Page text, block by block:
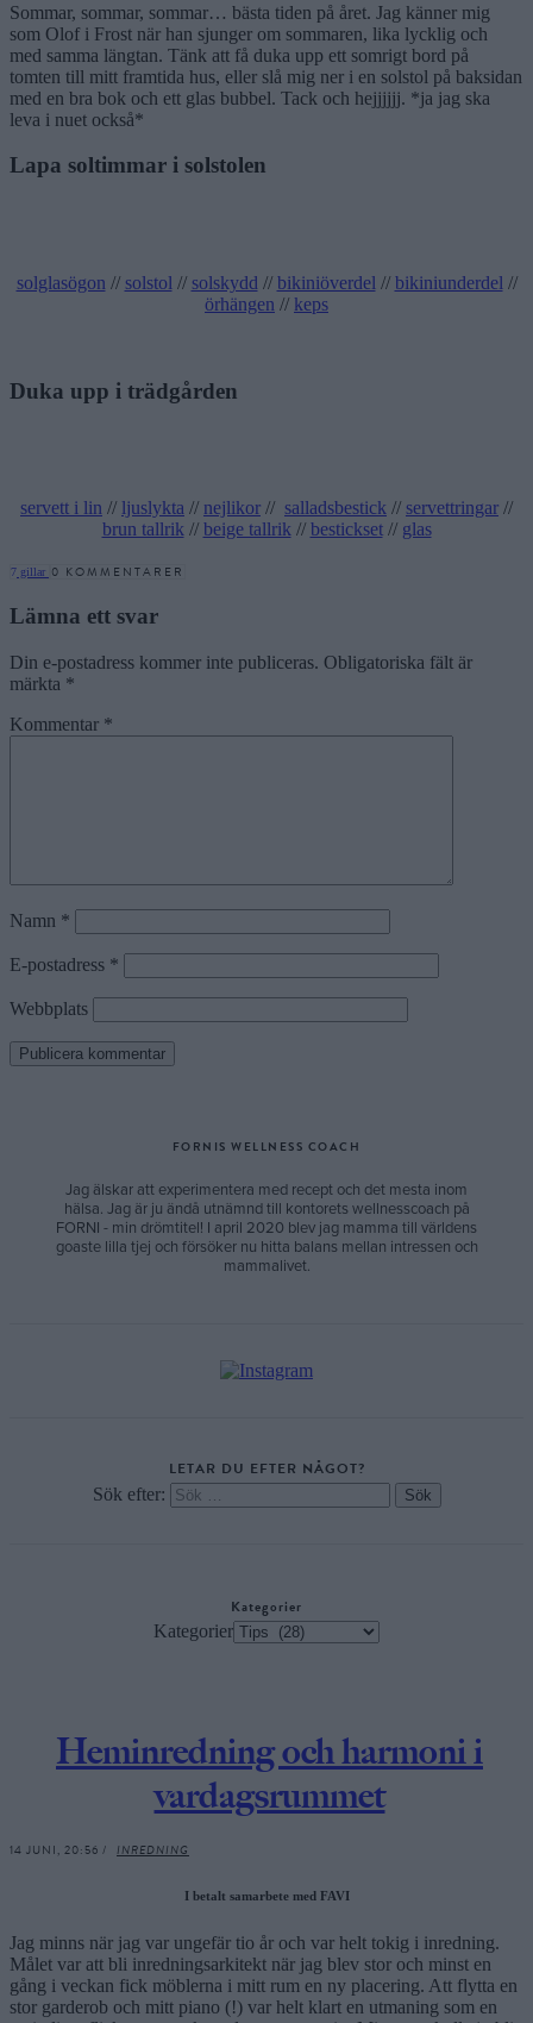
Sommar, sommar, sommar… bästa tiden på året. Jag känner mig
som Olof i Frost när han sjunger om sommaren, lika lycklig och
med samma längtan. Tänk att få duka upp ett somrigt bord på
tomten till mitt framtida hus, eller slå mig ner i en solstol på baksidan
med en bra bok och ett glas bubbel. Tack och hejjjjjj. *ja jag ska
leva i nuet också*
Lapa soltimmar i solstolen
solglasögon // solstol // solskydd // bikiniöverdel // bikiniunderdel //
örhängen // keps
Duka upp i trädgården
servett i lin // ljuslykta // nejlikor // salladsbestick // servettringar //
brun tallrik// beige tallrik// bestickset// glas
7 gillar 0 KOMMENTARER
Lämna ett svar
Din e-postadress kommer inte publiceras. Obligatoriska fält är
märkta *
Kommentar *
Namn *
E-postadress *
Webbplats
FORNIS WELLNESS COACH
Jag älskar att experimentera med recept och det mesta inom
hälsa. Jag är ju ändå utnämnd till kontorets wellnesscoach på
FORNI - min drömtitel! I april 2020 blev jag mamma till världens
goaste lilla tjej och försöker nu hitta balans mellan intressen och
mammalivet.
LETAR DU EFTER NÅGOT?
Sök efter:
Kategorier
Kategorier
Heminredning och harmoni i
vardagsrummet
14 JUNI, 20:56 / INREDNING
I betalt samarbete med FAVI
Jag minns när jag var ungefär tio år och var helt tokig i inredning.
Målet var att bli inredningsarkitekt när jag blev stor och minst en
gång i veckan fick möblerna i mitt rum en ny placering. Att flytta en
stor garderob och mitt piano (!) var helt klart en utmaning som en